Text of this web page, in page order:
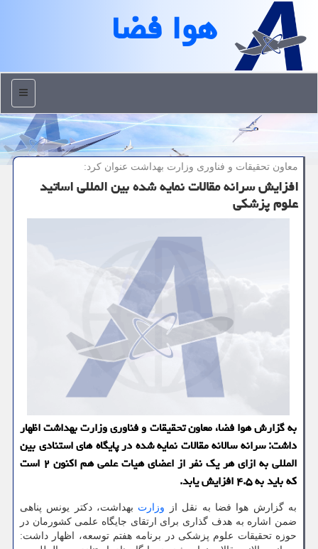
هوا فضا
منو
معاون تحقیقات و فناوری وزارت بهداشت عنوان كرد:
افزایش سرانه مقالات نمایه شده بین المللی اساتید
علوم پزشکی
به گزارش هوا فضا، معاون تحقیقات و فناوری وزارت بهداشت اظهار
داشت: سرانه سالانه مقالات نمایه شده در پایگاه های استنادی بین
المللی به ازای هر یک نفر از اعضای هیات علمی هم اکنون ۲ است
که باید به ۴.۵ افزایش یابد.
به گزارش هوا فضا به نقل از وزارت بهداشت، دکتر یونس پناهی
ضمن اشاره به هدف گذاری برای ارتقای جایگاه علمی کشورمان در
حوزه تحقیقات علوم پزشکی در برنامه هفتم توسعه، اظهار داشت: